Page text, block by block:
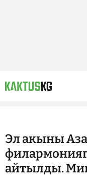
Эл акыны
айтылды.